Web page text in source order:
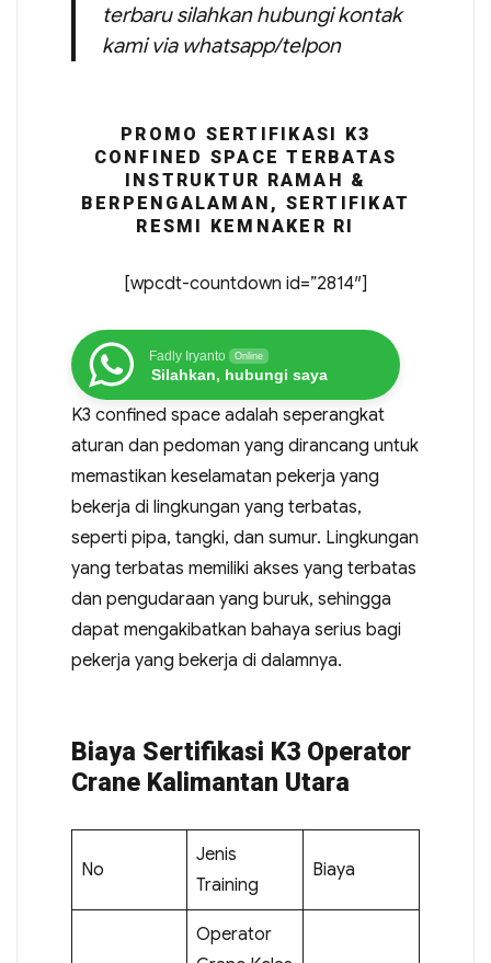
terbaru silahkan hubungi kontak
kami via whatsapp/telpon
PROMO SERTIFIKASI K3
CONFINED SPACE TERBATAS
INSTRUKTUR RAMAH &
BERPENGALAMAN, SERTIFIKAT
RESMI KEMNAKER RI
[wpcdt-countdown id=”2814″]
Fadly Iryanto Online
Silahkan, hubungi saya
K3 confined space adalah seperangkat
aturan dan pedoman yang dirancang untuk
memastikan keselamatan pekerja yang
bekerja di lingkungan yang terbatas,
seperti pipa, tangki, dan sumur. Lingkungan
yang terbatas memiliki akses yang terbatas
dan pengudaraan yang buruk, sehingga
dapat mengakibatkan bahaya serius bagi
pekerja yang bekerja di dalamnya.
Biaya Sertifikasi K3 Operator
Crane Kalimantan Utara
No
Jenis
Training
Biaya
Operator